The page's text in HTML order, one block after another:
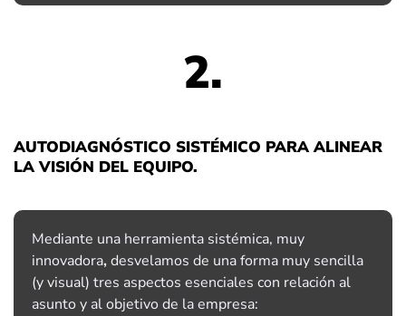
2.
AUTODIAGNÓSTICO SISTÉMICO PARA ALINEAR
LA VISIÓN DEL EQUIPO.
Mediante una herramienta sistémica, muy
innovadora, desvelamos de una forma muy sencilla
(y visual) tres aspectos esenciales con relación al
asunto y al objetivo de la empresa: